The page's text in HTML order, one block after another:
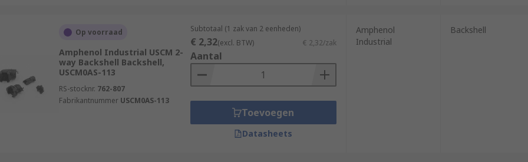
Op voorraad
Amphenol Industrial USCM 2-
way Backshell Backshell,
USCM0AS-113
RS-stocknr. 762-807
Fabrikantnummer USCM0AS-113
Subtotaal (1 zak van 2 eenheden)
€ 2,32(excl. BTW) € 2,32/zak
Aantal
Toevoegen
Datasheets
Amphenol
Industrial
Backshell